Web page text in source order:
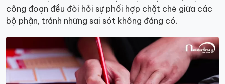
công đoạn đều đòi hỏi sự phối hợp chặt chẽ giữa các
bộ phận, tránh những sai sót không đáng có.